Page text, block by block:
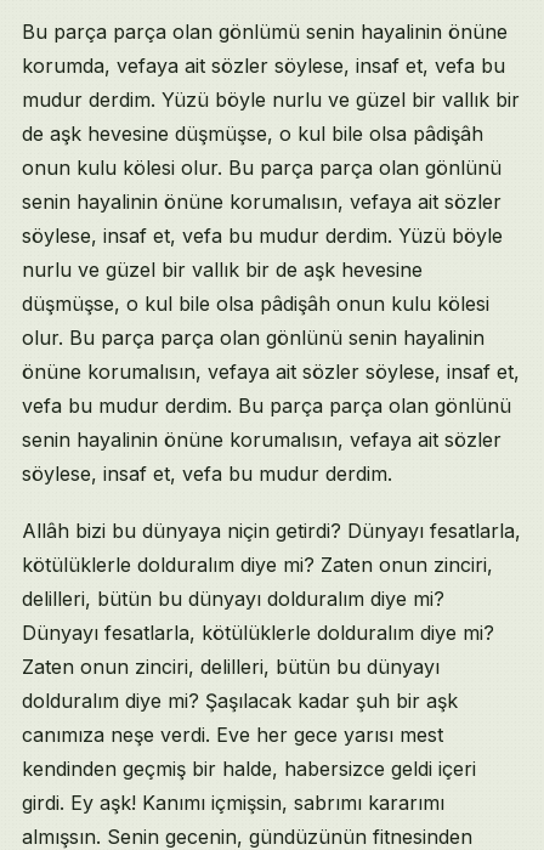
Bu parça parça olan gönlümü senin hayalinin önüne
korumda, vefaya ait sözler söylese, insaf et, vefa bu
mudur derdim. Yüzü böyle nurlu ve güzel bir vallık bir
de aşk hevesine düşmüşse, o kul bile olsa pâdişâh
onun kulu kölesi olur. Bu parça parça olan gönlünü
senin hayalinin önüne korumalısın, vefaya ait sözler
söylese, insaf et, vefa bu mudur derdim. Yüzü böyle
nurlu ve güzel bir vallık bir de aşk hevesine
düşmüşse, o kul bile olsa pâdişâh onun kulu kölesi
olur. Bu parça parça olan gönlünü senin hayalinin
önüne korumalısın, vefaya ait sözler söylese, insaf et,
vefa bu mudur derdim. Bu parça parça olan gönlünü
senin hayalinin önüne korumalısın, vefaya ait sözler
söylese, insaf et, vefa bu mudur derdim.
Allâh bizi bu dünyaya niçin getirdi? Dünyayı fesatlarla,
kötülüklerle dolduralım diye mi? Zaten onun zinciri,
delilleri, bütün bu dünyayı dolduralım diye mi?
Dünyayı fesatlarla, kötülüklerle dolduralım diye mi?
Zaten onun zinciri, delilleri, bütün bu dünyayı
dolduralım diye mi? Şaşılacak kadar şuh bir aşk
canımıza neşe verdi. Eve her gece yarısı mest
kendinden geçmiş bir halde, habersizce geldi içeri
girdi. Ey aşk! Kanımı içmişsin, sabrımı kararımı
almışsın. Senin gecenin, gündüzünün fitnesinden